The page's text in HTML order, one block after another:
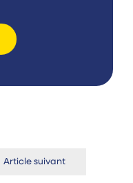
Article suivant